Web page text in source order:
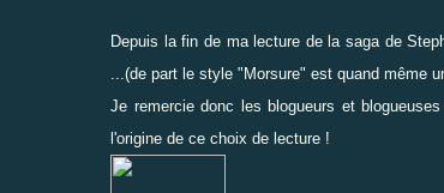
Depuis la fin de ma lecture de la saga de
...(de part le style "Morsure" est quand même
Je remercie donc les blogueurs et blogueuses
l'origine de ce choix de lecture !